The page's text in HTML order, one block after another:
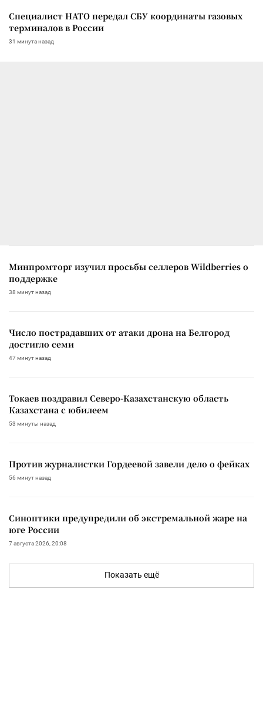
Специалист НАТО передал СБУ координаты газовых
терминалов в России
31 минута назад
Минпромторг изучил просьбы селлеров Wildberries о
поддержке
38 минут назад
Число пострадавших от атаки дрона на Белгород
достигло семи
47 минут назад
Токаев поздравил Северо-Казахстанскую область
Казахстана с юбилеем
53 минуты назад
Против журналистки Гордеевой завели дело о фейках
56 минут назад
Синоптики предупредили об экстремальной жаре на
юге России
7 августа 2026, 20:08
Показать ещё